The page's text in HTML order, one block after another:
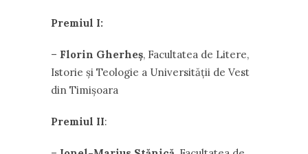
Premiul I:
– Florin Gherheş, Facultatea de Litere,
Istorie şi Teologie a Universităţii de Vest
din Timişoara
Premiul II: